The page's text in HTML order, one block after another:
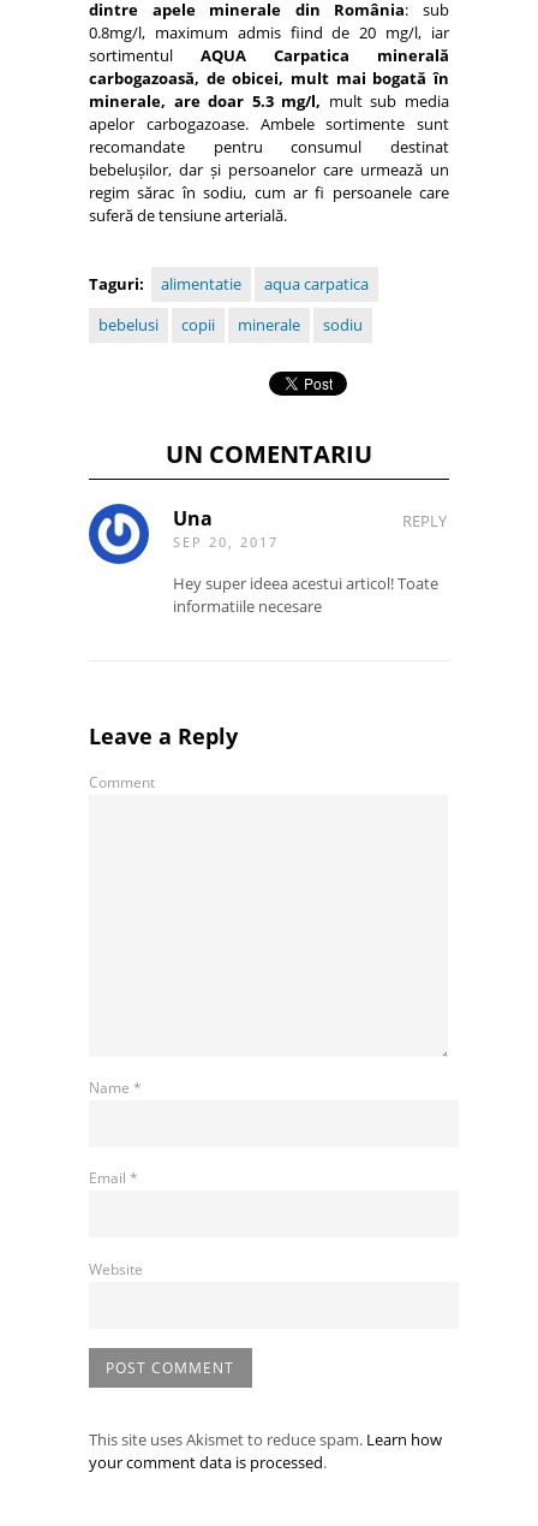
dintre apele minerale din România: sub
0.8mg/l, maximum admis fiind de 20 mg/l, iar
sortimentul AQUA Carpatica minerală
carbogazoasă, de obicei, mult mai bogată în
minerale, are doar 5.3 mg/l, mult sub media
apelor carbogazoase. Ambele sortimente sunt
recomandate pentru consumul destinat
bebelușilor, dar și persoanelor care urmează un
regim sărac în sodiu, cum ar fi persoanele care
suferă de tensiune arterială.
Taguri: alimentatie
aqua carpatica
bebelusi
copii minerale sodiu
UN COMENTARIU
Una
SEP 20, 2017
REPLY
Hey super ideea acestui articol! Toate
informatiile necesare
Leave a Reply
Comment
Name *
Email *
Website
This site uses Akismet to reduce spam. Learn how
your comment data is processed.